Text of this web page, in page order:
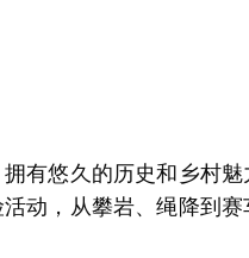
有悠久的历史和乡村
动，从攀岩、绳降到